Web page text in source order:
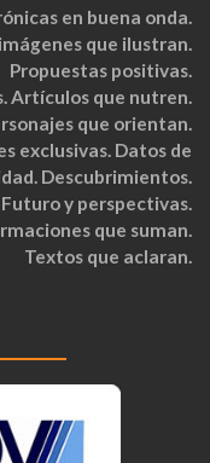
en buena onda.
que ilustran.
Propuestas positivas.
Artículos que nutren.
que orientan.
exclusivas. Datos de
Descubrimientos.
Futuro y perspectivas.
que suman.
Textos que aclaran.